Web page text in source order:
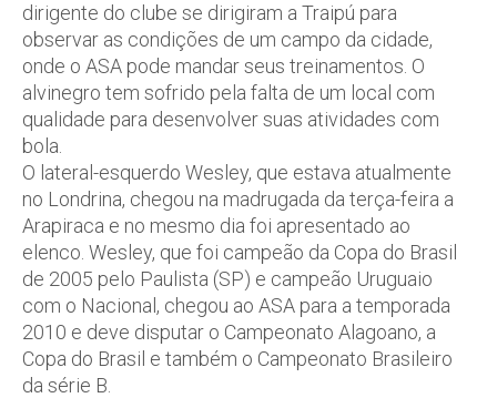
dirigente do clube se dirigiram a Traipú para
observar as condições de um campo da cidade,
onde o ASA pode mandar seus treinamentos. O
alvinegro tem sofrido pela falta de um local com
qualidade para desenvolver suas atividades com
bola.
O lateral-esquerdo Wesley, que estava atualmente
no Londrina, chegou na madrugada da terça-feira a
Arapiraca e no mesmo dia foi apresentado ao
elenco. Wesley, que foi campeão da Copa do Brasil
de 2005 pelo Paulista (SP) e campeão Uruguaio
com o Nacional, chegou ao ASA para a temporada
2010 e deve disputar o Campeonato Alagoano, a
Copa do Brasil e também o Campeonato Brasileiro
da série B.